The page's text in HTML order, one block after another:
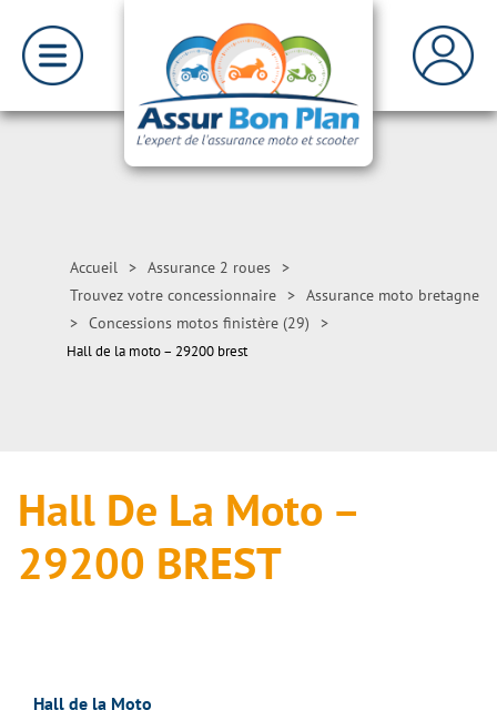
Accueil > Assurance 2 roues >
Trouvez votre concessionnaire > Assurance moto bretagne
> Concessions motos finistère (29) >
Hall de la moto – 29200 brest
Hall De La Moto –
29200 BREST
Hall de la Moto